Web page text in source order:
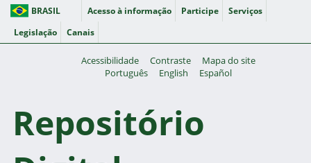
BRASIL Acesso à informação Participe
Serviços
Legislação
Canais
Acessibilidade Contraste
Mapa do site
Português
English Español
Repositório